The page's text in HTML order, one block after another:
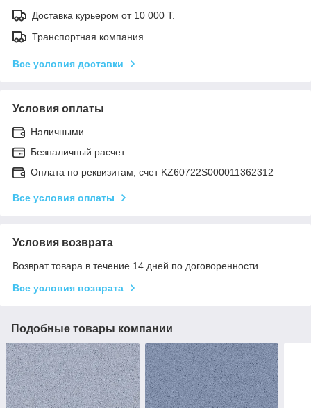
Доставка курьером от 10 000 Т.
Транспортная компания
Все условия доставки
Условия оплаты
Наличными
Безналичный расчет
Оплата по реквизитам, счет KZ60722S000011362312
Все условия оплаты
Условия возврата
Возврат товара в течение 14 дней по договоренности
Все условия возврата
Подобные товары компании